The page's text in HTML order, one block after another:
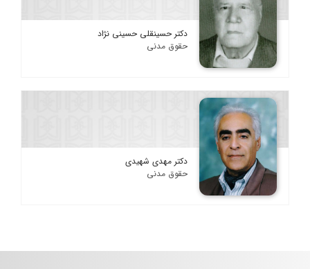
دکتر حسینقلی حسینی نژاد
حقوق مدنی
دکتر مهدی شهیدی
حقوق مدنی